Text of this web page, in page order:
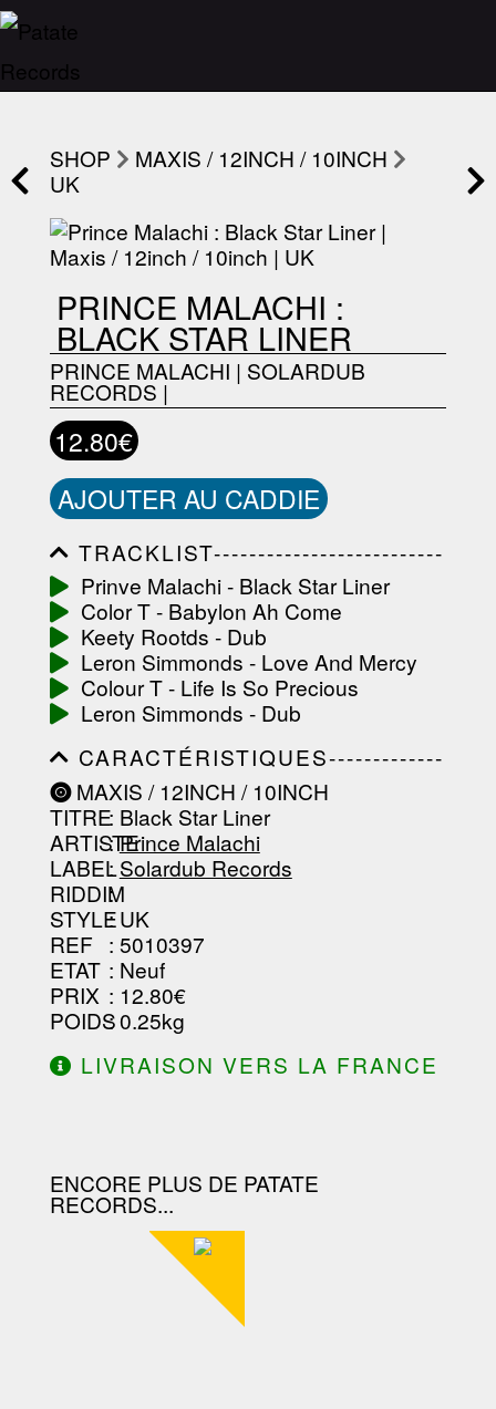
SHOP
MAXIS / 12INCH / 10INCH
UK
PRINCE MALACHI :
BLACK STAR LINER
PRINCE MALACHI | SOLARDUB
RECORDS |
12.80€
AJOUTER AU CADDIE
TRACKLIST--------------------------
-----------------------------------------
-----------------------------------------
-----------------------------------------
-----------------------------------------
-------------------
Prinve Malachi - Black Star Liner
Color T - Babylon Ah Come
Keety Rootds - Dub
Leron Simmonds - Love And Mercy
Colour T - Life Is So Precious
Leron Simmonds - Dub
CARACTÉRISTIQUES-------------
-----------------------------------------
-----------------------------------------
-----------------------------------------
-----------------------------------------
--------------------------------
MAXIS / 12INCH / 10INCH
TITRE: Black Star Liner
ARTISTE
:Prince Malachi
LABEL
:Solardub Records
RIDDIM
:
STYLE: UK
REF : 5010397
ETAT : Neuf
PRIX : 12.80€
POIDS: 0.25kg
LIVRAISON VERS LA FRANCE
ENCORE PLUS DE PATATE
RECORDS...